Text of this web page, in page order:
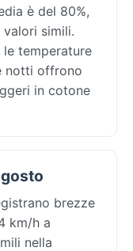
è del 80%,
simili.
temperature
notti offrono
in cotone
brezze
km/h a
nella